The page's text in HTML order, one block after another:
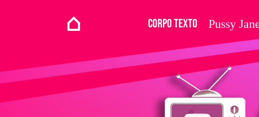
Corpo Texto Pussy